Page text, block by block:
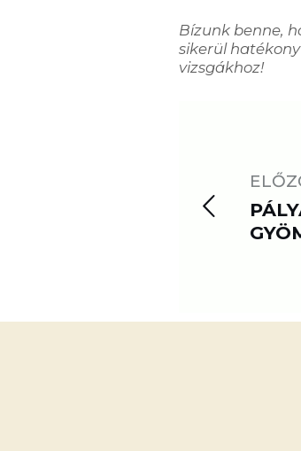
Bízunk benne,
sikerül
vizsgákhoz!